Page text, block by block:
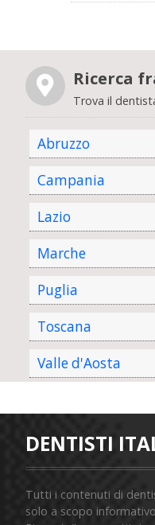
Ricerca
Trova il
Abruzzo
Campania
Lazio
Marche
Puglia
Toscana
Valle d'Aosta
DENTISTI
Tutti i contenuti di
solo a scopo